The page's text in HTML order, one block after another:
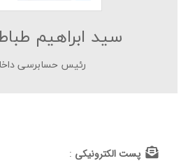
سید ابراهیم
رئیس حسابرسی
پست الکترونیکی :